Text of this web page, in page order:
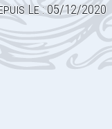
Le : 05/12/2020